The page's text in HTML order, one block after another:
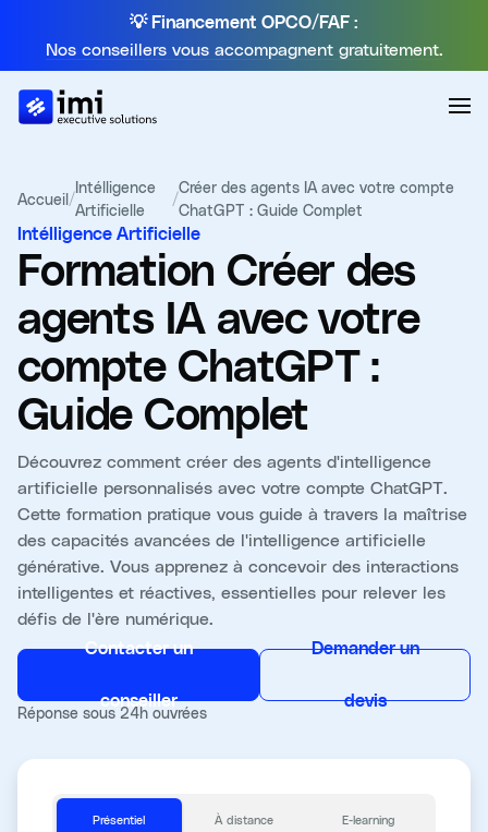
💡 Financement OPCO/FAF :
Nos conseillers vous accompagnent gratuitement.
Accueil/
Intélligence
Artificielle
/
Créer des agents IA avec votre compte
ChatGPT : Guide Complet
Intélligence Artificielle
Formation Créer des
agents IA avec votre
compte ChatGPT :
Guide Complet
Découvrez comment créer des agents d'intelligence
artificielle personnalisés avec votre compte ChatGPT.
Cette formation pratique vous guide à travers la maîtrise
des capacités avancées de l'intelligence artificielle
générative. Vous apprenez à concevoir des interactions
intelligentes et réactives, essentielles pour relever les
défis de l'ère numérique.
Contacter un
conseiller
Demander un
devis
Réponse sous 24h ouvrées
Présentiel À distance E-learning